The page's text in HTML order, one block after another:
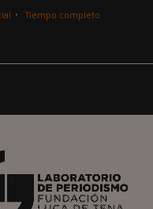
Tiempo completo